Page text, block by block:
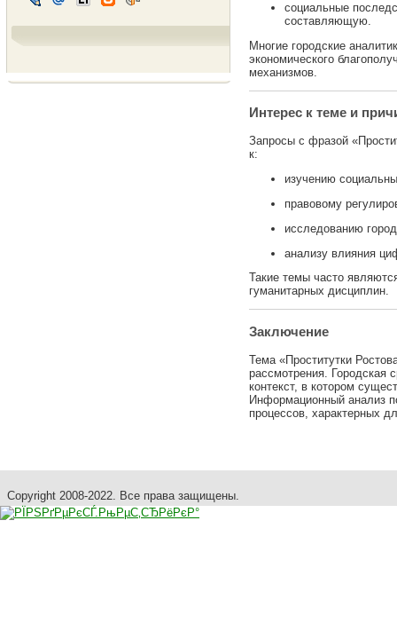
социальные
составляющую.
Многие городские
экономического
механизмов.
Интерес к теме и
Запросы с фразой
к:
изучению
правовому
исследованию
анализу влияния
Такие темы часто
гуманитарных дисциплин.
Заключение
Тема «Проститутки
рассмотрения. Городская
контекст, в котором
Информационный анализ
процессов, характерных
Copyright 2008-2022. Все права защищены.